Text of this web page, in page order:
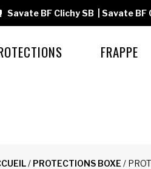
Savate BF Clichy SB Savate BF
FRAPPE
/ PROTECTIONS BOXE /